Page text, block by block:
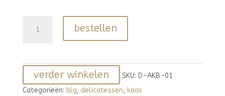
assortiment
aantal
bestellen
verder winkelen SKU: D-AKB-01
Categorieën: blg, delicatessen, kaas